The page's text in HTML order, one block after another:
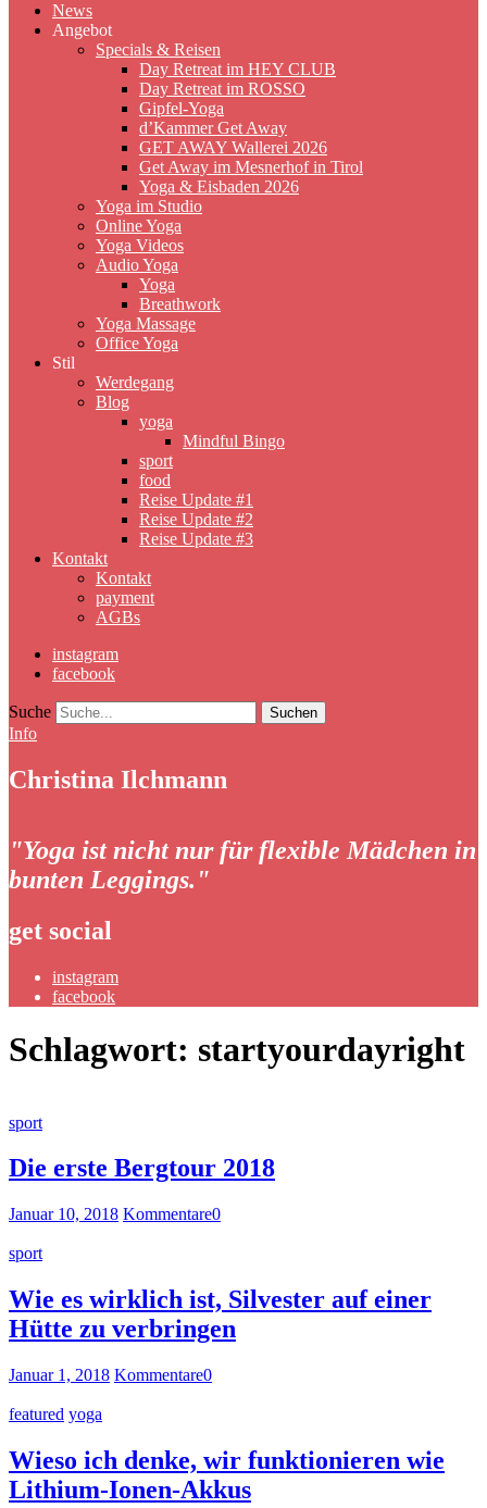
News
Angebot
Specials & Reisen
Day Retreat im HEY CLUB
Day Retreat im ROSSO
Gipfel-Yoga
d’Kammer Get Away
GET AWAY Wallerei 2026
Get Away im Mesnerhof in Tirol
Yoga & Eisbaden 2026
Yoga im Studio
Online Yoga
Yoga Videos
Audio Yoga
Yoga
Breathwork
Yoga Massage
Office Yoga
Stil
Werdegang
Blog
yoga
Mindful Bingo
sport
food
Reise Update #1
Reise Update #2
Reise Update #3
Kontakt
Kontakt
payment
AGBs
instagram
facebook
Suche
Info
Christina Ilchmann
"Yoga ist nicht nur für flexible Mädchen in
bunten Leggings."
get social
instagram
facebook
Schlagwort: startyourdayright
sport
Die erste Bergtour 2018
Januar 10, 2018 Kommentare0
sport
Wie es wirklich ist, Silvester auf einer
Hütte zu verbringen
Januar 1, 2018 Kommentare0
featured yoga
Wieso ich denke, wir funktionieren wie
Lithium-Ionen-Akkus